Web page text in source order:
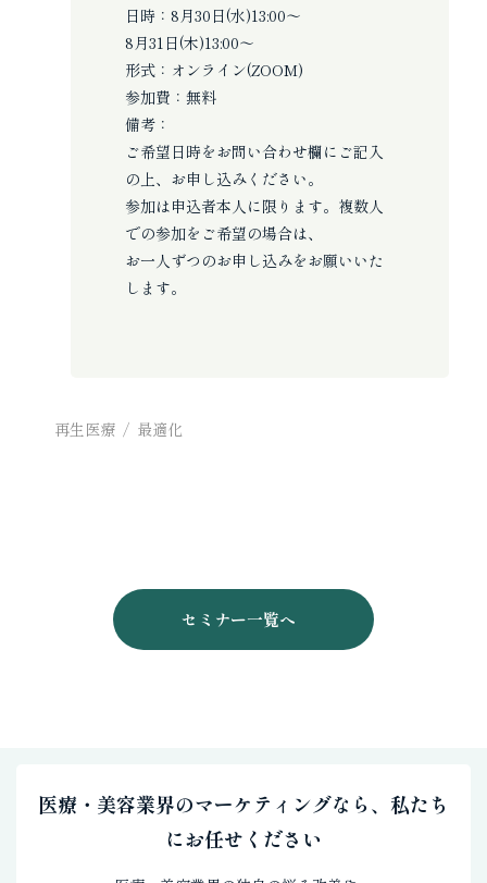
日時：8月30日(水)13:00～
8月31日(木)13:00～
形式：オンライン(ZOOM)
参加費：無料
備考：
ご希望日時をお問い合わせ欄にご記入
の上、お申し込みください。
参加は申込者本人に限ります。複数人
での参加をご希望の場合は、
お一人ずつのお申し込みをお願いいた
します。
再生医療 最適化
セミナー一覧へ
医療・美容業界のマーケティングなら、私たち
にお任せください